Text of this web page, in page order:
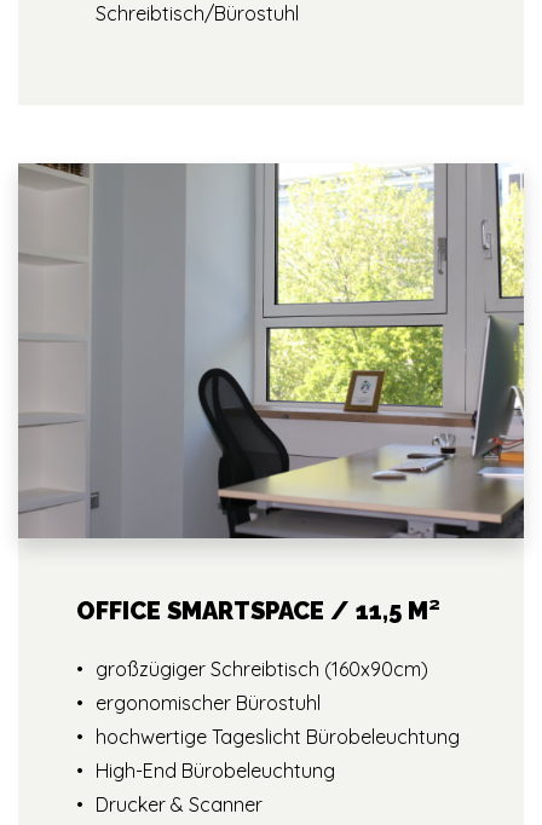
Schreibtisch/Bürostuhl
OFFICE SMARTSPACE / 11,5 M²
großzügiger Schreibtisch (160x90cm)
ergonomischer Bürostuhl
hochwertige Tageslicht Bürobeleuchtung
High-End Bürobeleuchtung
Drucker & Scanner